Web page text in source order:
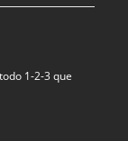
1-2-3 que